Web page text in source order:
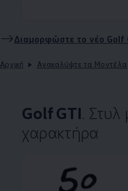
Διαμορφώστε το νέο Golf
Αρχική Ανακαλύψτε τα Μοντέλα
Golf GTI. Στυλ
χαρακτήρα